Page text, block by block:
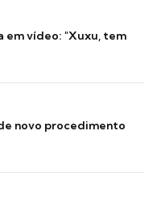
em vídeo: "Xuxu, tem
novo procedimento